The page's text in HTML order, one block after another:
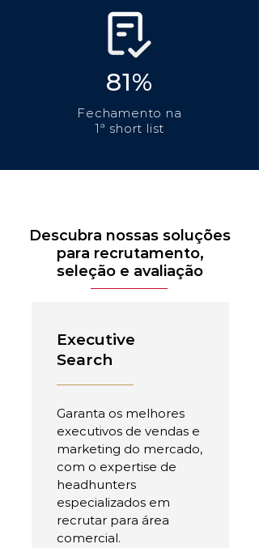
81%
Fechamento na
1ª short list
Descubra nossas soluções
para recrutamento,
seleção e avaliação
Executive
Search
Garanta os melhores
executivos de vendas e
marketing do mercado,
com o expertise de
headhunters
especializados em
recrutar para área
comercial.